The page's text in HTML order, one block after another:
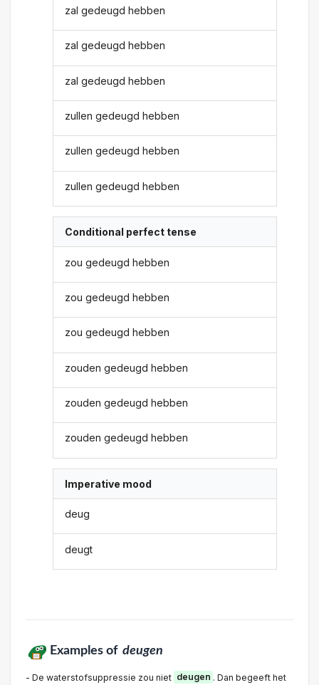
zal gedeugd hebben
zal gedeugd hebben
zal gedeugd hebben
zullen gedeugd hebben
zullen gedeugd hebben
zullen gedeugd hebben
Conditional perfect tense
zou gedeugd hebben
zou gedeugd hebben
zou gedeugd hebben
zouden gedeugd hebben
zouden gedeugd hebben
zouden gedeugd hebben
Imperative mood
deug
deugt
Examples of deugen
- De waterstofsuppressie zou niet deugen . Dan begeeft het